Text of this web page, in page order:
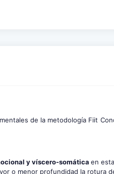
de la metodología Fiit
y víscero-somáticaen
o menor profundidad la rotura